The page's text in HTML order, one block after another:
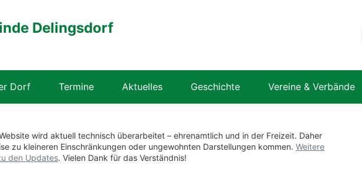
Delingsdorf
Dorf Termine Aktuelles Geschichte Vereine & Verbände
wird aktuell technisch überarbeitet – ehrenamtlich und in der Freizeit. Daher
zu kleineren Einschränkungen oder ungewohnten Darstellungen kommen. Weitere
den Updates. Vielen Dank für das Verständnis!